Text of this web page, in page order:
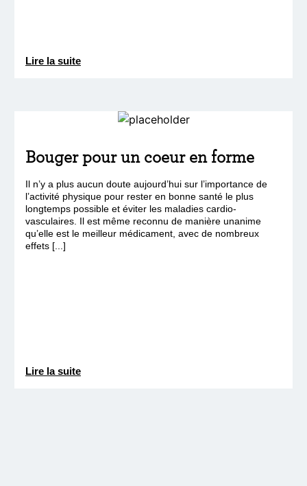
Lire la suite
Bouger pour un coeur en forme
Il n’y a plus aucun doute aujourd’hui sur l’importance de
l’activité physique pour rester en bonne santé le plus
longtemps possible et éviter les maladies cardio-
vasculaires. Il est même reconnu de manière unanime
qu’elle est le meilleur médicament, avec de nombreux
effets [...]
Lire la suite